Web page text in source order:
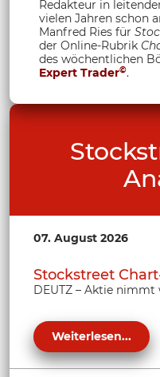
Redakteur in
vielen Jahren schon
Manfred Ries für
der Online-Rubrik
des wöchentlichen
Expert Trader©.
07. August 2026
Stockstreet
DEUTZ – Aktie
Weiterlesen...